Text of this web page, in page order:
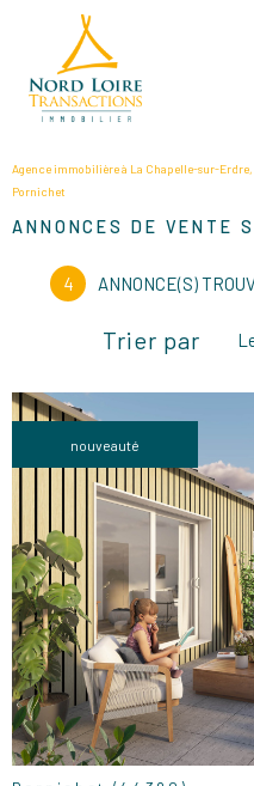
Agence immobilière à La Chapelle-sur-
Pornichet
ANNONCES DE VENTE
4 ANNONCE(S)
Trier par
nouveauté